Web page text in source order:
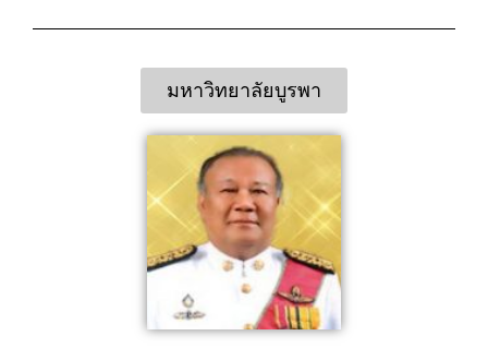
มหาวิทยาลัยบูรพา